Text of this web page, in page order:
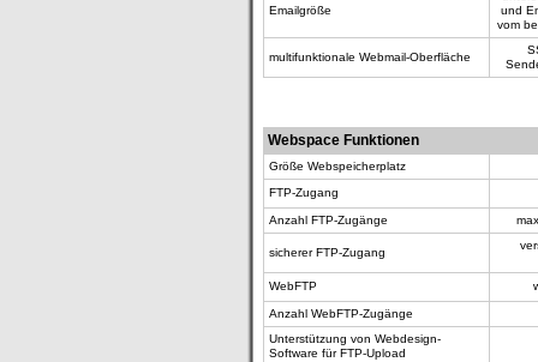
Emailgröße
und
vom
multifunktionale Webmail-Oberfläche
Webspace Funktionen
Größe Webspeicherplatz
FTP-Zugang
Anzahl FTP-Zugänge
sicherer FTP-Zugang
WebFTP
Anzahl WebFTP-Zugänge
Unterstützung von Webdesign-
Software für FTP-Upload